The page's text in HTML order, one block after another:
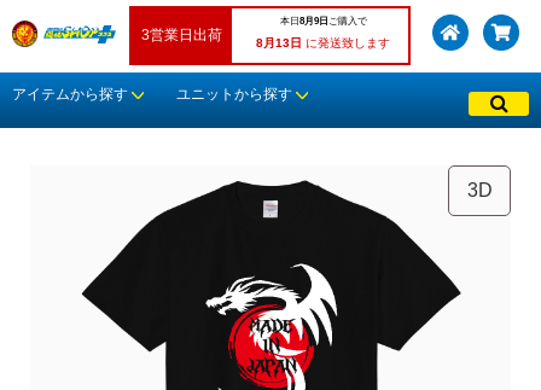
3営業日出荷
本日 8月9日 ご購入で
8月13日 に発送致します
アイテムから探す ユニットから探す
3D